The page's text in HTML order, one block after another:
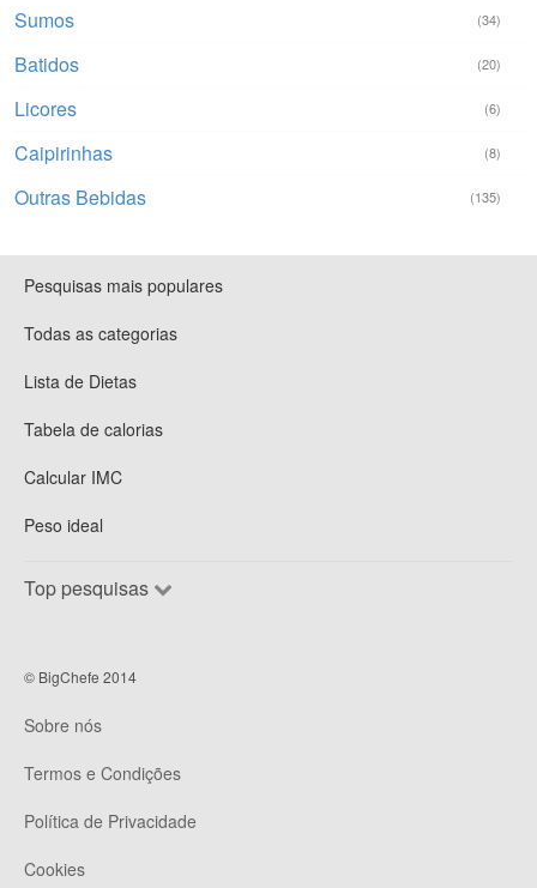
Sumos (34)
Batidos (20)
Licores (6)
Caipirinhas (8)
Outras Bebidas (135)
Pesquisas mais populares
Todas as categorias
Lista de Dietas
Tabela de calorias
Calcular IMC
Peso ideal
Top pesquisas
© BigChefe 2014
Sobre nós
Termos e Condições
Política de Privacidade
Cookies